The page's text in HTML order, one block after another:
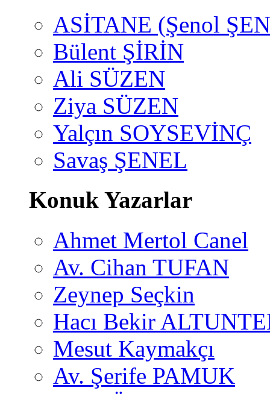
ASİTANE (Şenol
Bülent ŞİRİN
Ali SÜZEN
Ziya SÜZEN
Yalçın SOYSEVİNÇ
Savaş ŞENEL
Konuk Yazarlar
Ahmet Mertol Canel
Av. Cihan TUFAN
Zeynep Seçkin
Hacı Bekir
Mesut Kaymakçı
Av. Şerife PAMUK